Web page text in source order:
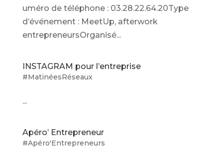
uméro de téléphone : 03.28.22.64.20Type
d’événement : MeetUp, afterwork
entrepreneursOrganisé...
INSTAGRAM pour l’entreprise
#MatinéesRéseaux
...
Apéro’ Entrepreneur
#Apéro'Entrepreneurs